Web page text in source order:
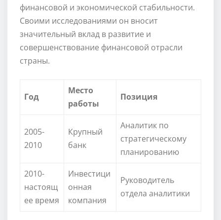
финансовой и экономической стабильности.
Своими исследованиями он вносит
значительный вклад в развитие и
совершенствование финансовой отрасли
страны.
Год
Место
работы
Позиция
2005-
2010
Крупный
банк
Аналитик по
стратегическому
планированию
2010-
настоящ
ее время
Инвестици
онная
компания
Руководитель
отдела аналитики